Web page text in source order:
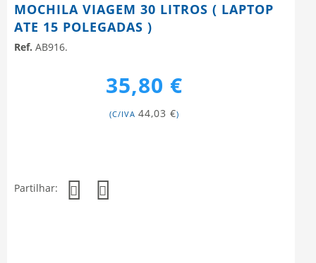
MOCHILA VIAGEM 30 LITROS ( LAPTOP
ATE 15 POLEGADAS )
Ref. AB916.
35,80 €
(C/IVA 44,03 €)
Partilhar: